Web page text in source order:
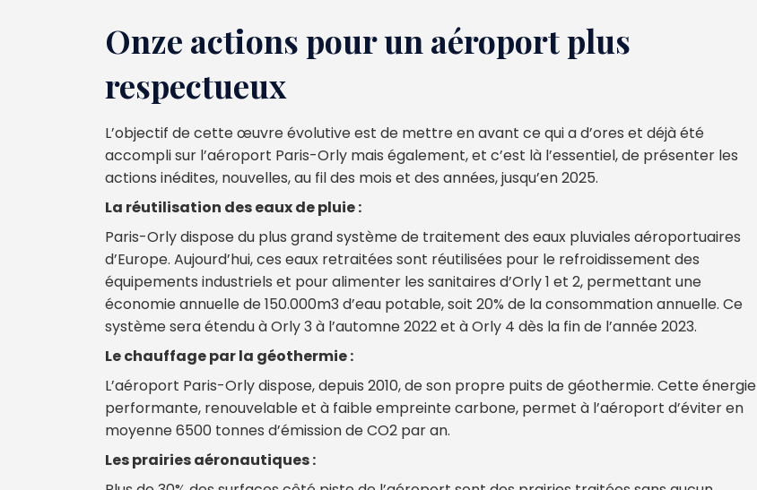
Onze actions pour un aéroport plus
respectueux
L’objectif de cette œuvre évolutive est de mettre en avant ce qui a d’ores et déjà été
accompli sur l’aéroport Paris-Orly mais également, et c’est là l’essentiel, de présenter les
actions inédites, nouvelles, au fil des mois et des années, jusqu’en 2025.
La réutilisation des eaux de pluie :
Paris-Orly dispose du plus grand système de traitement des eaux pluviales aéroportuaires
d’Europe. Aujourd’hui, ces eaux retraitées sont réutilisées pour le refroidissement des
équipements industriels et pour alimenter les sanitaires d’Orly 1 et 2, permettant une
économie annuelle de 150.000m3 d’eau potable, soit 20% de la consommation annuelle. Ce
système sera étendu à Orly 3 à l’automne 2022 et à Orly 4 dès la fin de l’année 2023.
Le chauffage par la géothermie :
L’aéroport Paris-Orly dispose, depuis 2010, de son propre puits de géothermie. Cette énergie
performante, renouvelable et à faible empreinte carbone, permet à l’aéroport d’éviter en
moyenne 6500 tonnes d’émission de CO2 par an.
Les prairies aéronautiques :